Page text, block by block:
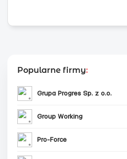
Popularne firmy:
Grupa Progres Sp. z o.o.
Group Working
Pro-Force